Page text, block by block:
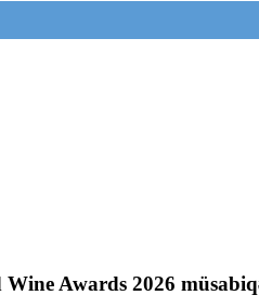
Awards 2026